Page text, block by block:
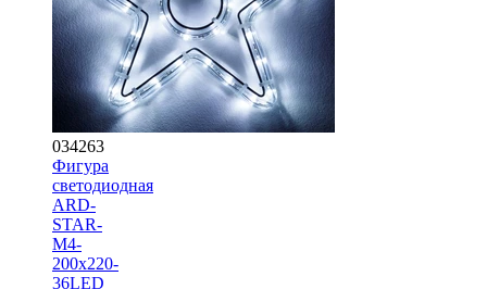
034263
Фигура
светодиодная
ARD-
STAR-
M4-
200x220-
36LED